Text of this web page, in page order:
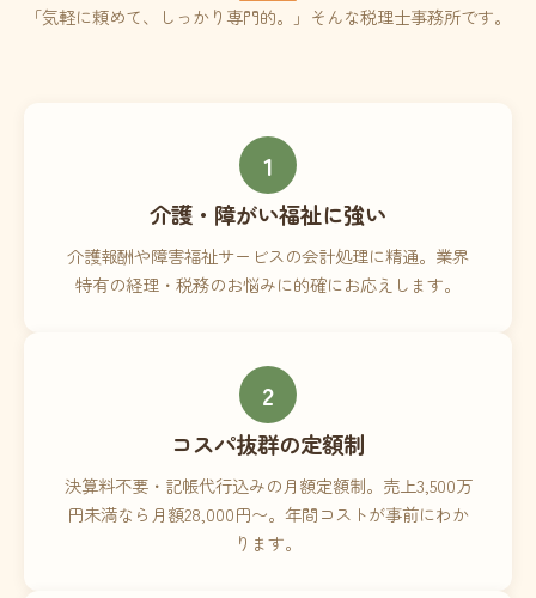
「気軽に頼めて、しっかり専門的。」そんな税理士事務所です。
1
介護・障がい福祉に強い
介護報酬や障害福祉サービスの会計処理に精通。業界
特有の経理・税務のお悩みに的確にお応えします。
2
コスパ抜群の定額制
決算料不要・記帳代行込みの月額定額制。売上3,500万
円未満なら月額28,000円〜。年間コストが事前にわか
ります。